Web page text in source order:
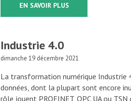
EN SAVOIR PLUS
Industrie 4.0
dimanche 19 décembre 2021
La transformation numérique Industrie
données, dont la plupart sont encore
rôle jouent PROFINET, OPC UA ou